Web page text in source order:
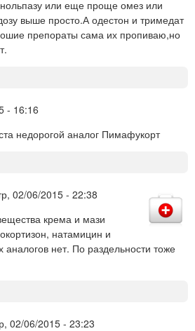
или еще проще омез или
выше просто.А одестон и тримедат
препораты сама их пропиваю,но
- 16:16
недорогой аналог Пимафукорт
02/06/2015 - 22:38
крема и мази
натамицин и
нет. По раздельности тоже
02/06/2015 - 23:23